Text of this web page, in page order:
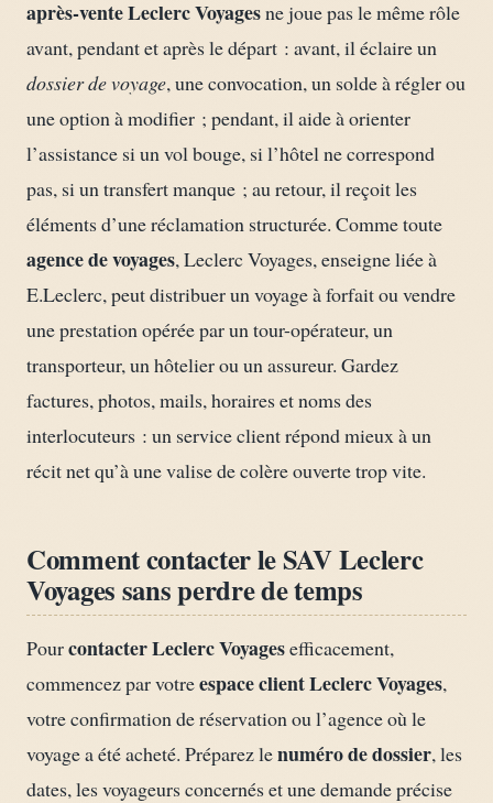
après-vente Leclerc Voyagesne joue pas le même rôle
avant, pendant et après le départ : avant, il éclaire un
dossier de voyage, une convocation, un solde à régler ou
une option à modifier ; pendant, il aide à orienter
l’assistance si un vol bouge, si l’hôtel ne correspond
pas, si un transfert manque ; au retour, il reçoit les
éléments d’une réclamation structurée. Comme toute
agence de voyages, Leclerc Voyages, enseigne liée à
E.Leclerc, peut distribuer un voyage à forfait ou vendre
une prestation opérée par un tour-opérateur, un
transporteur, un hôtelier ou un assureur. Gardez
factures, photos, mails, horaires et noms des
interlocuteurs : un service client répond mieux à un
récit net qu’à une valise de colère ouverte trop vite.
Comment contacter le SAV Leclerc
Voyages sans perdre de temps
Pourcontacter Leclerc Voyagesefficacement,
commencez par votreespace client Leclerc Voyages,
votre confirmation de réservation ou l’agence où le
voyage a été acheté. Préparez lenuméro de dossier, les
dates, les voyageurs concernés et une demande précise